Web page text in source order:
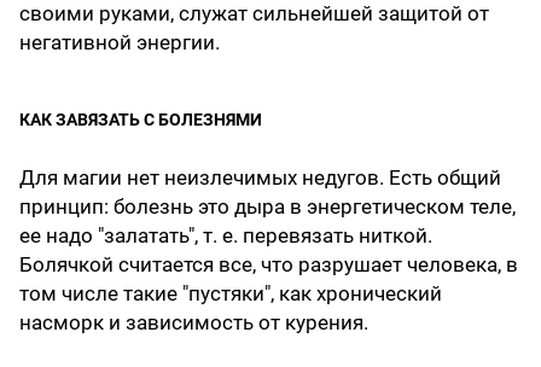
своими руками, служат сильнейшей защитой от
негативной энергии.
КАК ЗАВЯЗАТЬ С БОЛЕЗНЯМИ
Для магии нет неизлечимых недугов. Есть общий
принцип: болезнь это дыра в энергетическом теле,
ее надо "залатать", т. е. перевязать ниткой.
Болячкой считается все, что разрушает человека, в
том числе такие "пустяки", как хронический
насморк и зависимость от курения.